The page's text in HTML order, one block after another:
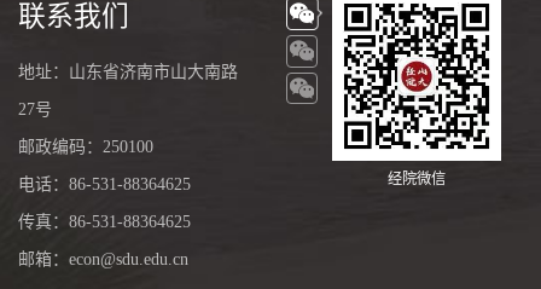
联系我们
地址：山东省济南市山大南路
27号
邮政编码：250100
电话：86-531-88364625
传真：86-531-88364625
邮箱：econ@sdu.edu.cn
经院微信